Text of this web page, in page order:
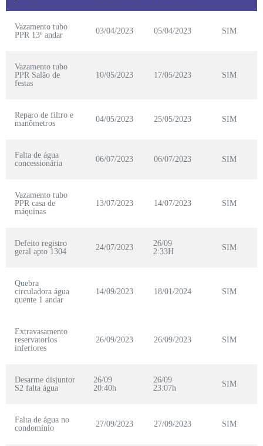
Vazamento tubo
PPR 13º andar
03/04/2023 05/04/2023 SIM
Vazamento tubo
PPR Salão de
festas
10/05/2023 17/05/2023 SIM
Reparo de filtro e
manômetros
04/05/2023 25/05/2023 SIM
Falta de água
concessionária
06/07/2023 06/07/2023 SIM
Vazamento tubo
PPR casa de
máquinas
13/07/2023 14/07/2023 SIM
Defeito registro
geral apto 1304
24/07/2023
26/09
2:33H
SIM
Quebra
circuladora água
quente 1 andar
14/09/2023 18/01/2024 SIM
Extravasamento
reservatorios
inferiores
26/09/2023 26/09/2023 SIM
Desarme disjuntor
S2 falta água
26/09
20:40h
26/09
23:07h
SIM
Falta de água no
condomínio
27/09/2023 27/09/2023 SIM